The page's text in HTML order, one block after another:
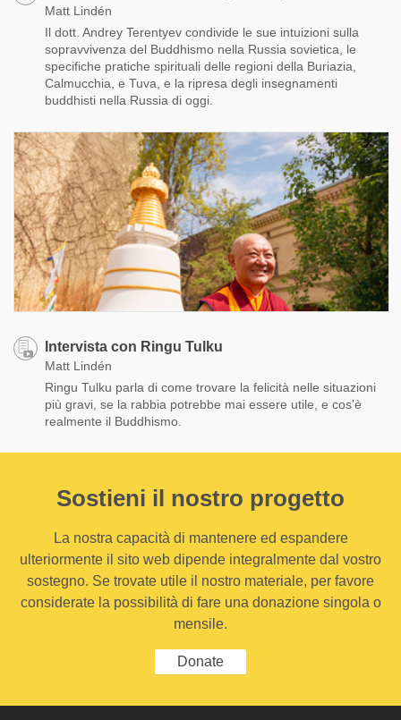
Matt Lindén
Il dott. Andrey Terentyev condivide le sue intuizioni sulla
sopravvivenza del Buddhismo nella Russia sovietica, le
specifiche pratiche spirituali delle regioni della Buriazia,
Calmucchia, e Tuva, e la ripresa degli insegnamenti
buddhisti nella Russia di oggi.
Intervista con Ringu Tulku
Matt Lindén
Ringu Tulku parla di come trovare la felicità nelle situazioni
più gravi, se la rabbia potrebbe mai essere utile, e cos'è
realmente il Buddhismo.
Sostieni il nostro progetto
La nostra capacità di mantenere ed espandere
ulteriormente il sito web dipende integralmente dal vostro
sostegno. Se trovate utile il nostro materiale, per favore
considerate la possibilità di fare una donazione singola o
mensile.
Donate